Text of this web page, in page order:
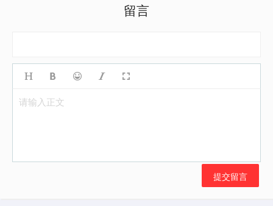
留言
请输入正文
提交留言